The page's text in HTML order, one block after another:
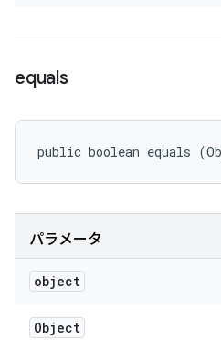
equals
public boolean equals
パラメータ
object
Object